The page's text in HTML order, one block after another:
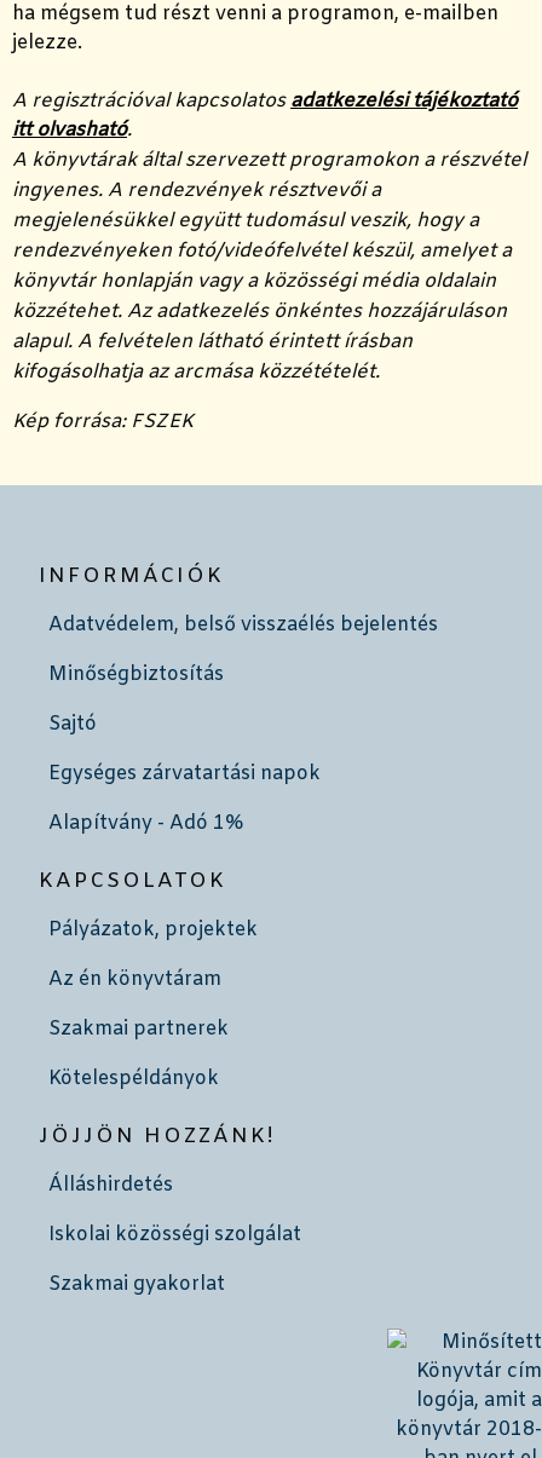
ha mégsem tud részt venni a programon, e-mailben
jelezze.
A regisztrációval kapcsolatosadatkezelési tájékoztató
itt olvasható.
A könyvtárak által szervezett programokon a részvétel
ingyenes. A rendezvények résztvevői a
megjelenésükkel együtt tudomásul veszik, hogy a
rendezvényeken fotó/videófelvétel készül, amelyet a
könyvtár honlapján vagy a közösségi média oldalain
közzétehet. Az adatkezelés önkéntes hozzájáruláson
alapul. A felvételen látható érintett írásban
kifogásolhatja az arcmása közzétételét.
Kép forrása: FSZEK
INFORMÁCIÓK
Adatvédelem, belső visszaélés bejelentés
Minőségbiztosítás
Sajtó
Egységes zárvatartási napok
Alapítvány - Adó 1%
KAPCSOLATOK
Pályázatok, projektek
Az én könyvtáram
Szakmai partnerek
Kötelespéldányok
JÖJJÖN HOZZÁNK!
Álláshirdetés
Iskolai közösségi szolgálat
Szakmai gyakorlat